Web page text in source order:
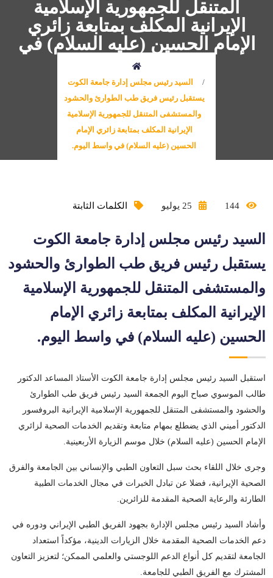
المتنقل للجمهورية الإسلامية
الإيرانية المكلف بمتابعة زائري
الإمام الحسين (عليه السلام) في
واسط اليوم.
السيد رئيس مجلس إدارة جامعة الكوت
يستقبل رئيس فريق طب الطوارئ والحشود
والمستشفى المتنقل للجمهورية الإسلامية
الإيرانية المكلف بمتابعة زائري الإمام
الحسين (عليه السلام) في واسط اليوم.
الكلمات الثابتة
السيد رئيس مجلس إدارة جامعة الكوت
يستقبل رئيس فريق طب الطوارئ والحشود
والمستشفى المتنقل للجمهورية الإسلامية
الإيرانية المكلف بمتابعة زائري الإمام
الحسين (عليه السلام) في واسط اليوم.
استقبل السيد رئيس مجلس إدارة جامعة الكوت الأستاذ المساعد الدكتور
طالب الموسوي صباح اليوم الجمعة السيد رئيس فريق طب الطوارئ
والحشود والمستشفى المتنقل للجمهورية الإسلامية الإيرانية البروفسور
الدكتور أميني الذي يضطلع بمهام متابعة وتقديم الخدمات الصحية لزائري
الإمام الحسين (عليه السلام) خلال موسم الزيارة الأربعينية.
وجرى خلال اللقاء بحث سبل التعاون الطبي والإنساني بين الجامعة والفرق
الصحية الإيرانية، فضلا عن تبادل الخبرات في مجال الخدمات الطبية
الطارئة والرعاية الصحية المقدمة للزائرين.
وأشاد السيد رئيس مجلس الإدارة بجهود الفريق الطبي الإيراني ودوره في
دعم الخدمات الصحية المقدمة خلال الزيارات الدينية، مؤكداً استعداد
الجامعة لتقديم كل أنواع الدعم اللوجستي والعلمي الممكن؛ لتعزيز التعاون
المشترك مع الفريق الطبي للجامعة.